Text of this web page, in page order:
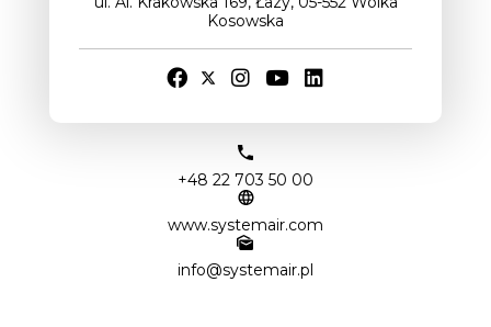
Kosowska
+48 22 703 50 00
www.systemair.com
info@systemair.pl